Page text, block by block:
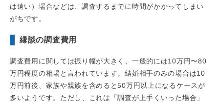
は遠い）場合などは、調査するまでに時間がかかってしまい
がちです。
縁談の調査費用
調査費用に関しては振り幅が大きく、一般的には10万円〜80
万円程度の相場と言われています。結婚相手のみの場合は10
万円前後、家族や親族を含めると50万円以上になるケースが
多いようです。ただし、これは「調査が上手くいった場合」